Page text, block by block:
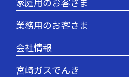
業務用のお客さま
会社情報
宮崎ガスでんき